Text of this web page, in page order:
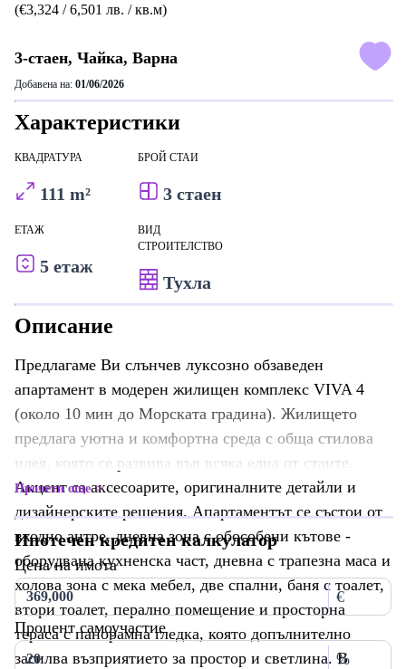
(€3,324 / 6,501 лв. / кв.м)
3-стаен, Чайка, Варна
Добавена на: 01/06/2026
Характеристики
КВАДРАТУРА
111 m²
БРОЙ СТАИ
3 стаен
ЕТАЖ
5 етаж
ВИД
СТРОИТЕЛСТВО
Тухла
Описание
Предлагаме Ви слънчев луксозно обзаведен
апартамент в модерен жилищен комплекс VIVA 4
(около 10 мин до Морската градина). Жилището
предлага уютна и комфортна среда с обща стилова
идея, която се развива във всяка една от стаите.
Акцент са аксесоарите, оригиналните детайли и
дизайнерските решения. Апартаментът се състои от
входно антре, дневна зона с обособени кътове -
оборудвана кухненска част, дневна с трапезна маса и
холова зона с мека мебел, две спални, баня с тоалет,
втори тоалет, перално помещение и просторна
тераса с панорамна гледка, която допълнително
засилва възприятието за простор и светлина. В
Прочети още
Ипотечен кредитен калкулатор
Цена на имота
€
Процент самоучастие
%